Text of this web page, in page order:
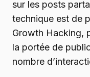
sur les posts
technique est de
Growth Hacking,
la portée de
nombre